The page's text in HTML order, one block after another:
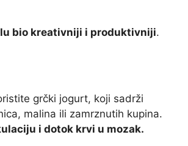
bio kreativniji i produktivniji.
grčki jogurt, koji sadrži
malina ili zamrznutih kupina.
i dotok krvi u mozak.